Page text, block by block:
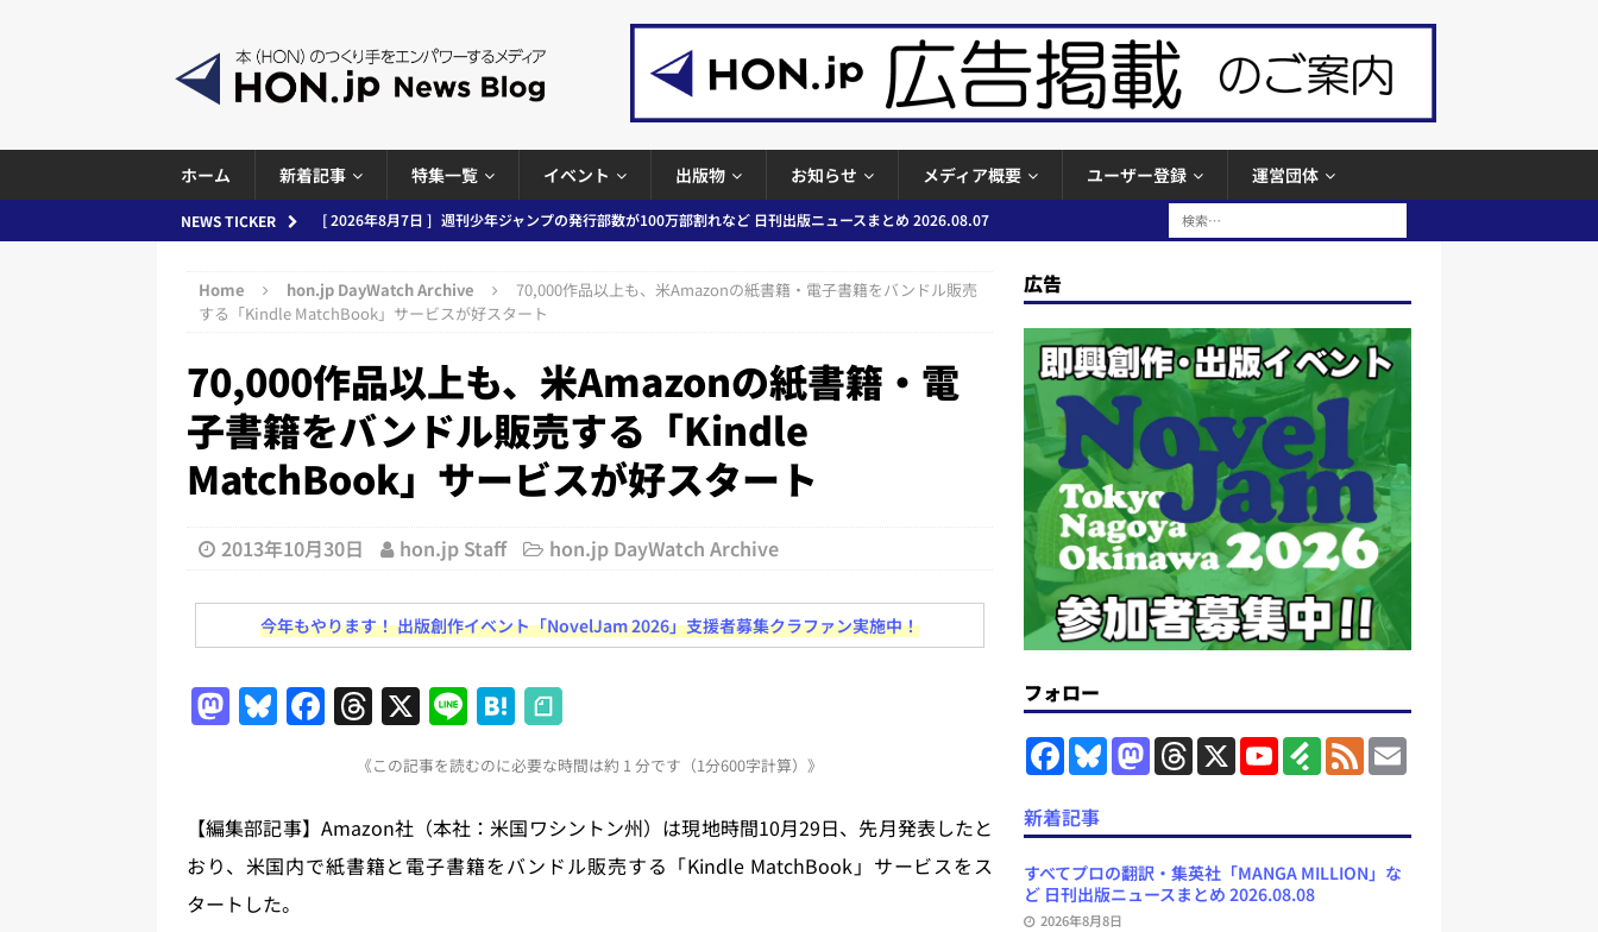
ホーム 新着記事 特集一覧 イベント 出版物 お知らせ メディア概要 ユーザー登録 運営団体
NEWS TICKER [ 2026年8月7日 ] 週刊少年ジャンプの発行部数が100万部割れなど 日刊出版ニュースまとめ 2026.08.07
[ 2026年8月6日 ] ラップも読書など 日刊出版ニュースまとめ 2026.08.06
日刊出版ニュースまとめ
ースまとめ 2026.08.05
日刊出版ニュースまとめ
[ 2026年8月4日 ] 小学館「マンガワン」問題の第三者委員会調査報告書を公開など 日刊出版ニュースまと
め 2026.08.04
日刊出版ニュースまとめ
[ 2026年8月3日 ]
「講談社、著者向けポータルサイト提供開始」「EUが生成AIコンテンツの識別表示を義
務化」など、週刊出版ニュースまとめ＆コラム #726（2026年7月26日～8月1日）
[ 2026年8月2日 ] EUが生成AIコンテンツの識別表示を義務化など 日刊出版ニュースまとめ 2026.08.02
[ 2026年8月1日 ] 文科省、プログラミング教育にAI活用方針など 日刊出版ニュースまとめ 2026.08.01
日刊出版ニュースまとめ 2026.07.31
日刊出版ニュースまとめ
[ 2026年7月30日 ] チャットボット（ベータ版）を公開しました
お知らせ
Home hon.jp DayWatch Archive
70,000作品以上も、米Amazonの紙書籍・電子書籍をバンドル販売
する「Kindle MatchBook」サービスが好スタート
70,000作品以上も、米Amazonの紙書籍・電
子書籍をバンドル販売する「Kindle
MatchBook」サービスが好スタート
2013年10月30日 hon.jp Staff hon.jp DayWatch Archive
今年もやります！ 出版創作イベント「NovelJam 2026」支援者募集クラファン実施中！
M
o
d
o
Bl
s
k
y
F
e
b
T
re
a
d
X Li
n
e
H
at
e
n
a
《この記事を読むのに必要な時間は約 1 分です（1分600字計算）》
【編集部記事】Amazon社（本社：米国ワシントン州）は現地時間10月29日、先月発表したと
おり、米国内で紙書籍と電子書籍をバンドル販売する「Kindle MatchBook」サービスをス
タートした。
広告
フォロー
F
a
e
b
o
o
k
B
l
k
y
M
a
d
o
n
T
h
d
s
X
Y
o
b
e
C
h
F
e
y
F
e
E
m
新着記事
すべてプロの翻訳・集英社「MANGA MILLION」な
ど 日刊出版ニュースまとめ 2026.08.08
2026年8月8日